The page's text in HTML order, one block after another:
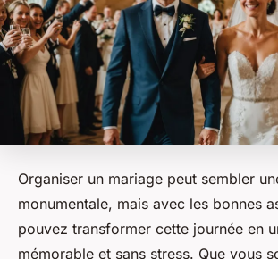
Organiser un mariage peut sembler
monumentale, mais avec les bonnes
pouvez transformer cette journée en
mémorable et sans stress. Que vous